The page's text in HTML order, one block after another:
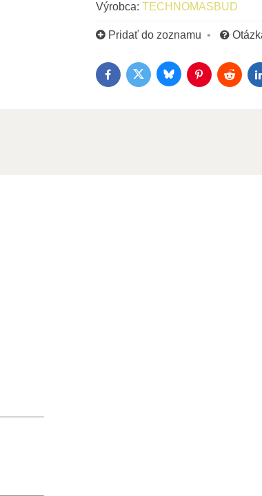
Výrobca: TECHNOMASBUD
Pridať do zoznamu
FacebookTwitterBlueskyPinterestReddit